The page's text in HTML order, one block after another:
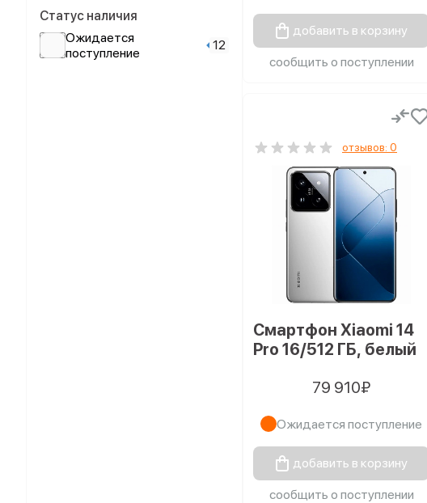
Статус наличия
Ожидается
поступление
12
добавить в корзину
сообщить о поступлении
отзывов: 0
Смартфон Xiaomi 14
Pro 16/512 ГБ, белый
79 910₽
Ожидается поступление
добавить в корзину
сообщить о поступлении